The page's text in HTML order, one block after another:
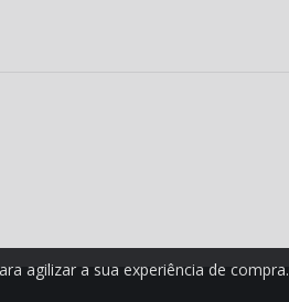
agilizar a sua experiência de compra.